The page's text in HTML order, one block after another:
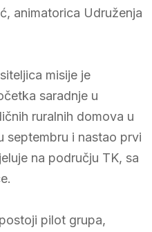
animatorica Udruženja
misije je
saradnje u
ruralnih domova u
septembru i nastao prvi
na području TK, sa
pilot grupa,